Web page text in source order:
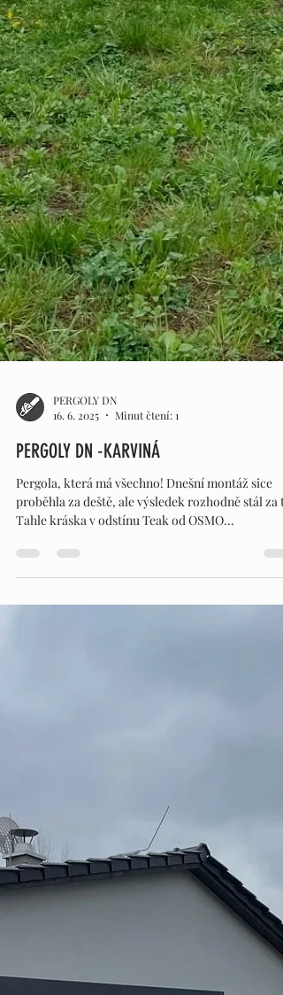
PERGOLY DN
16. 6. 2025
Minut čtení: 1
Tahle kráska v odstínu Teak od OSMO...